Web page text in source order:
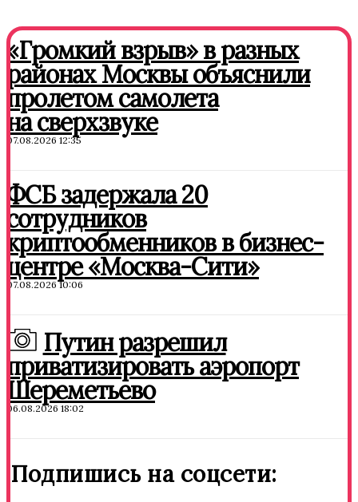
«Громкий взрыв» в разных
районах Москвы объяснили
пролетом самолета
на сверхзвуке
07.08.2026 12:35
ФСБ задержала 20
сотрудников
криптообменников в бизнес-
центре «Москва-Сити»
07.08.2026 10:06
Путин разрешил
приватизировать аэропорт
Шереметьево
06.08.2026 18:02
Подпишись на соцсети: